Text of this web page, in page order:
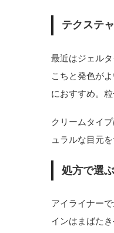
テクステ
最近はジェル
こちと発色が
におすすめ。
クリームタイ
ュラルな目元
処方で選ぶ
アイライナー
インはまばた